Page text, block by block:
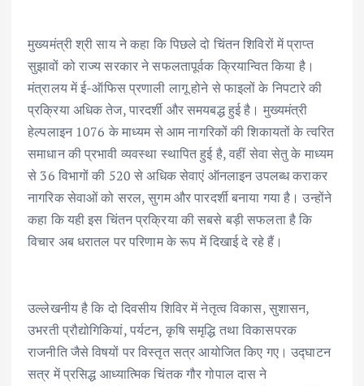
मुख्यमंत्री श्री साय ने कहा कि पिछले दो चिंतन शिविरों में प्राप्त
सुझावों को राज्य सरकार ने सफलतापूर्वक क्रियान्वित किया है।
मंत्रालय में ई-ऑफिस प्रणाली लागू होने से फाइलों के निपटारे की
प्रक्रिया अधिक तेज, पारदर्शी और समयबद्ध हुई है। मुख्यमंत्री
हेल्पलाइन 1076 के माध्यम से आम नागरिकों की शिकायतों के त्वरित
समाधान की प्रभावी व्यवस्था स्थापित हुई है, वहीं सेवा सेतु के माध्यम
से 36 विभागों की 520 से अधिक सेवाएं ऑनलाइन उपलब्ध कराकर
नागरिक सेवाओं को सरल, सुगम और पारदर्शी बनाया गया है। उन्होंने
कहा कि यही इस चिंतन प्रक्रिया की सबसे बड़ी सफलता है कि
विचार अब धरातल पर परिणाम के रूप में दिखाई दे रहे हैं।
उल्लेखनीय है कि दो दिवसीय शिविर में नेतृत्व विकास, सुशासन,
उभरती प्रौद्योगिकियां, पर्यटन, कृषि समृद्धि तथा विकासपरक
राजनीति जैसे विषयों पर विस्तृत सत्र आयोजित किए गए। उद्घाटन
सत्र में प्रसिद्ध आध्यात्मिक चिंतक गौर गोपाल दास ने